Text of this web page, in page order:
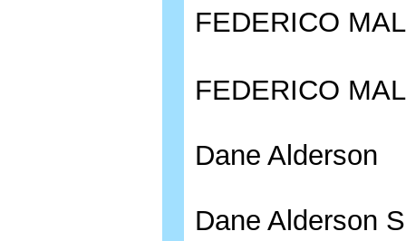
FEDERICO
FEDERICO
Dane Alderson
Dane Alderson